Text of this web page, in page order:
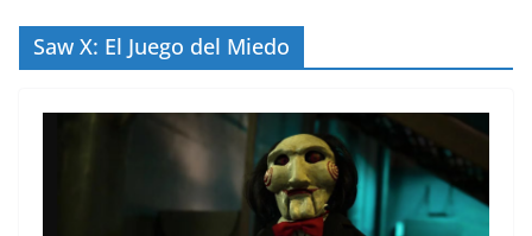
Saw X: El Juego del Miedo